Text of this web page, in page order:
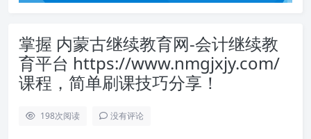
掌握 内蒙古继续教育网-会计继续教
育平台 https://www.nmgjxjy.com/
课程，简单刷课技巧分享！
198次阅读 没有评论